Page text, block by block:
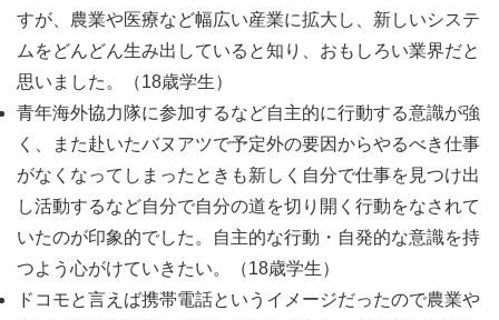
すが、農業や医療など幅広い産業に拡大し、新しいシステ
ムをどんどん生み出していると知り、おもしろい業界だと
思いました。（18歳学生）
青年海外協力隊に参加するなど自主的に行動する意識が強
く、また赴いたバヌアツで予定外の要因からやるべき仕事
がなくなってしまったときも新しく自分で仕事を見つけ出
し活動するなど自分で自分の道を切り開く行動をなされて
いたのが印象的でした。自主的な行動・自発的な意識を持
つよう心がけていきたい。（18歳学生）
ドコモと言えば携帯電話というイメージだったので農業や